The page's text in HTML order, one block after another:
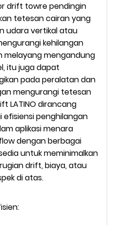
drift towre pendingin
tetesan cairan yang
udara vertikal atau
kehilangan
melayang mengandung
itu juga dapat
pada peralatan dan
mengurangi tetesan
LATINO dirancang
efisiensi penghilangan
aplikasi menara
dengan berbagai
untuk meminimalkan
drift, biaya, atau
di atas.